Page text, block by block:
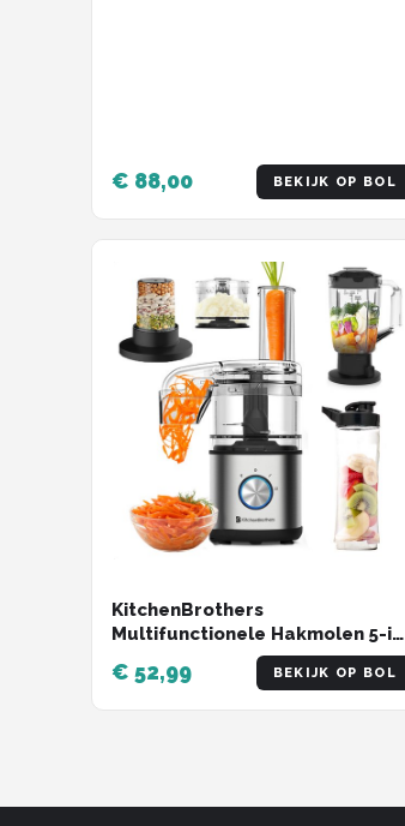
€ 88,00 BEKIJK OP BOL
KitchenBrothers
Multifunctionele Hakmolen 5-in-
1 - Compacte 0,5L
Keukenmachine - RVS
€ 52,99 BEKIJK OP BOL